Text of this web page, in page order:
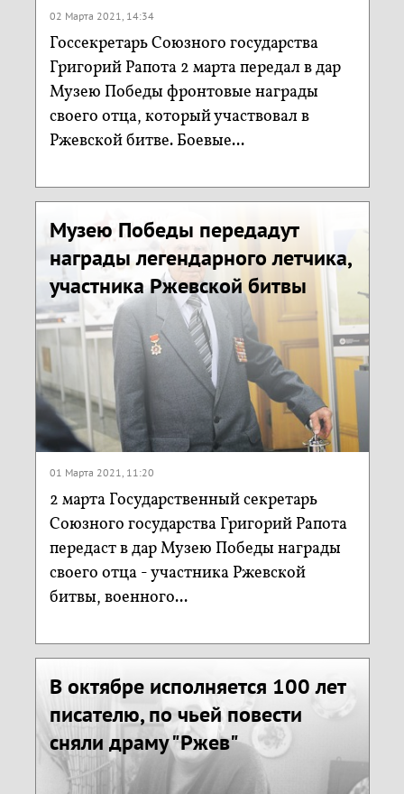
02 Марта 2021, 14:34
Госсекретарь Союзного государства
Григорий Рапота 2 марта передал в дар
Музею Победы фронтовые награды
своего отца, который участвовал в
Ржевской битве. Боевые...
Музею Победы передадут
награды легендарного летчика,
участника Ржевской битвы
01 Марта 2021, 11:20
2 марта Государственный секретарь
Союзного государства Григорий Рапота
передаст в дар Музею Победы награды
своего отца - участника Ржевской
битвы, военного...
В октябре исполняется 100 лет
писателю, по чьей повести
сняли драму "Ржев"